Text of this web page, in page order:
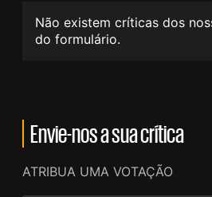
Não existem críticas dos
do formulário.
Envie-nos a sua crítica
ATRIBUA UMA VOTAÇÃO